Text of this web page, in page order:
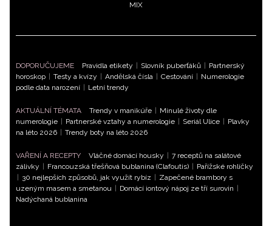
MIX
DOPORUČUJEME Pravidla etikety Slovník puberťáků
Partnerský
horoskop
Testy a kvízy Andělská čísla Cestování
Numerologie
podle data narození
Letní trendy
AKTUÁLNÍ TÉMATA Trendy v manikúře
Minulé životy dle
numerologie
Partnerské vztahy a numerologie Seriál Ulice
Plavky
na léto 2026
Trendy boty na léto 2026
VAŘENÍ A RECEPTY Vláčné domácí housky
7 receptů na salátové
zálivky
Francouzská třešňová bublanina (Clafoutis)
Pařížské rohlíčky
30 nejlepších způsobů, jak využít rybíz
Zapečené brambory s
uzeným masem a smetanou
Domácí iontový nápoj ze tří surovin
Nadýchaná bublanina